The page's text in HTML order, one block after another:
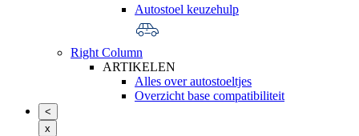
Autostoel keuzehulp
Right Column
ARTIKELEN
Alles over autostoeltjes
Overzicht base compatibiliteit
<
x